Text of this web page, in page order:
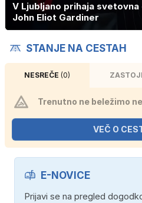
V Ljubljano prihaja
John Eliot Gardiner
STANJE NA CESTAH
NESREČE (0) ZASTOJI
Trenutno ne beležimo
VEČ O
E-NOVICE
Prijavi se na pregled